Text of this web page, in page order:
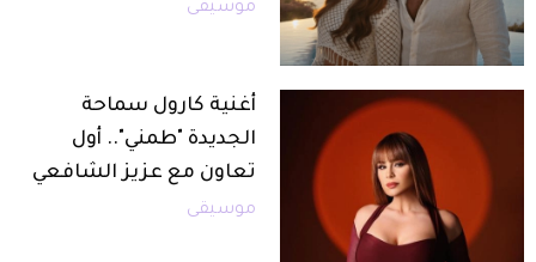
موسيقى
أغنية كارول سماحة
الجديدة "طمني".. أول
تعاون مع عزيز الشافعي
موسيقى